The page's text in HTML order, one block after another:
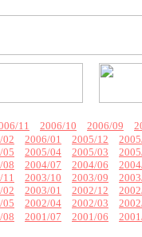
11 2006/10 2006/09
02 2006/01 2005/12
05 2005/04 2005/03
08 2004/07 2004/06
11 2003/10 2003/09
02 2003/01 2002/12
05 2002/04 2002/03
08 2001/07 2001/06